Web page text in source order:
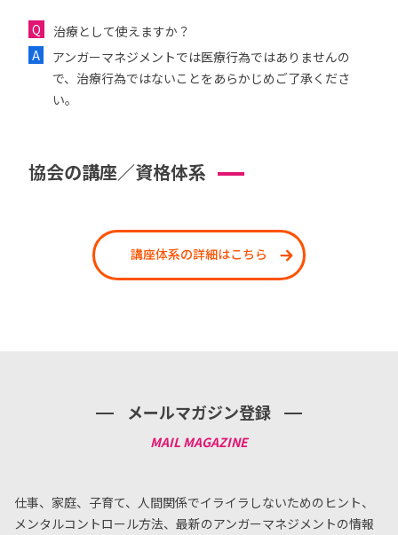
治療として使えますか？
アンガーマネジメントでは医療行為ではありませんの
で、治療行為ではないことをあらかじめご了承くださ
い。
協会の講座／資格体系
講座体系の詳細はこちら
メールマガジン登録
仕事、家庭、子育て、人間関係でイライラしないためのヒント、
メンタルコントロール方法、 最新のアンガーマネジメントの情報